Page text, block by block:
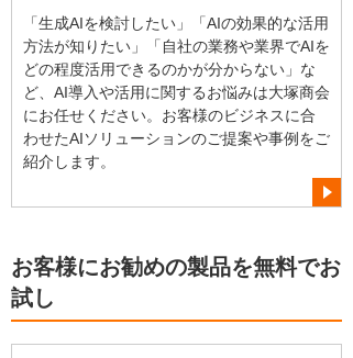
「生成AIを検討したい」「AIの効果的な活用
方法が知りたい」「自社の業務や業界でAIを
どの程度活用できるのかが分からない」な
ど、AI導入や活用に関するお悩みは大塚商会
にお任せください。お客様のビジネスに合
わせたAIソリューションのご提案や事例をご
紹介します。
お客様にお勧めの製品を無料でお
試し